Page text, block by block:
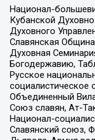
Национал-
Кубанской
Духовного
Славянская
Духовная
Богодержавию,
Русское
социалистическое
Объединенный
Союз славян, Ат-
Национал-
Славянский союз,